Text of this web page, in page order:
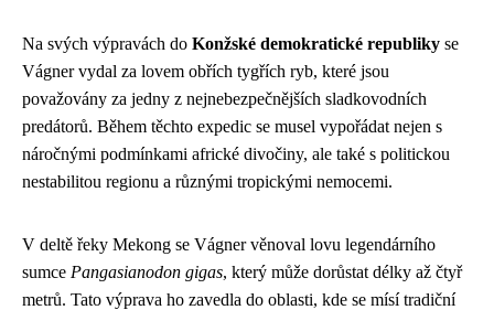
Na svých výpravách do Konžské demokratické republiky se
Vágner vydal za lovem obřích tygřích ryb, které jsou
považovány za jedny z nejnebezpečnějších sladkovodních
predátorů. Během těchto expedic se musel vypořádat nejen s
náročnými podmínkami africké divočiny, ale také s politickou
nestabilitou regionu a různými tropickými nemocemi.
V deltě řeky Mekong se Vágner věnoval lovu legendárního
sumce Pangasianodon gigas, který může dorůstat délky až čtyř
metrů. Tato výprava ho zavedla do oblasti, kde se mísí tradiční